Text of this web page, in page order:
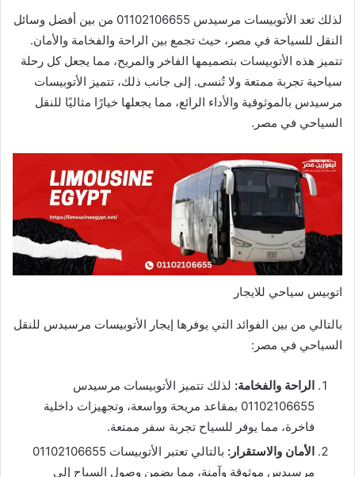
لذلك تعد الأتوبيسات مرسيدس 01102106655 من بين أفضل وسائل
النقل للسياحة في مصر، حيث تجمع بين الراحة والفخامة والأمان.
تتميز هذه الأتوبيسات بتصميمها الفاخر والمريح، مما يجعل كل رحلة
سياحية تجربة ممتعة ولا تُنسى. إلى جانب ذلك، تتميز الأتوبيسات
مرسيدس بالموثوقية والأداء الرائع، مما يجعلها خيارًا مثاليًا للنقل
السياحي في مصر.
اتوبيس سياحي للايجار
بالتالي من بين الفوائد التي يوفرها إيجار الأتوبيسات مرسيدس للنقل
السياحي في مصر:
الراحة والفخامة: لذلك تتميز الأتوبيسات مرسيدس
01102106655 بمقاعد مريحة وواسعة، وتجهيزات داخلية
فاخرة، مما يوفر للسياح تجربة سفر ممتعة.
الأمان والاستقرار:
بالتالي تعتبر الأتوبيسات 01102106655
مرسيدس موثوقة وآمنة، مما يضمن وصول السياح إلى